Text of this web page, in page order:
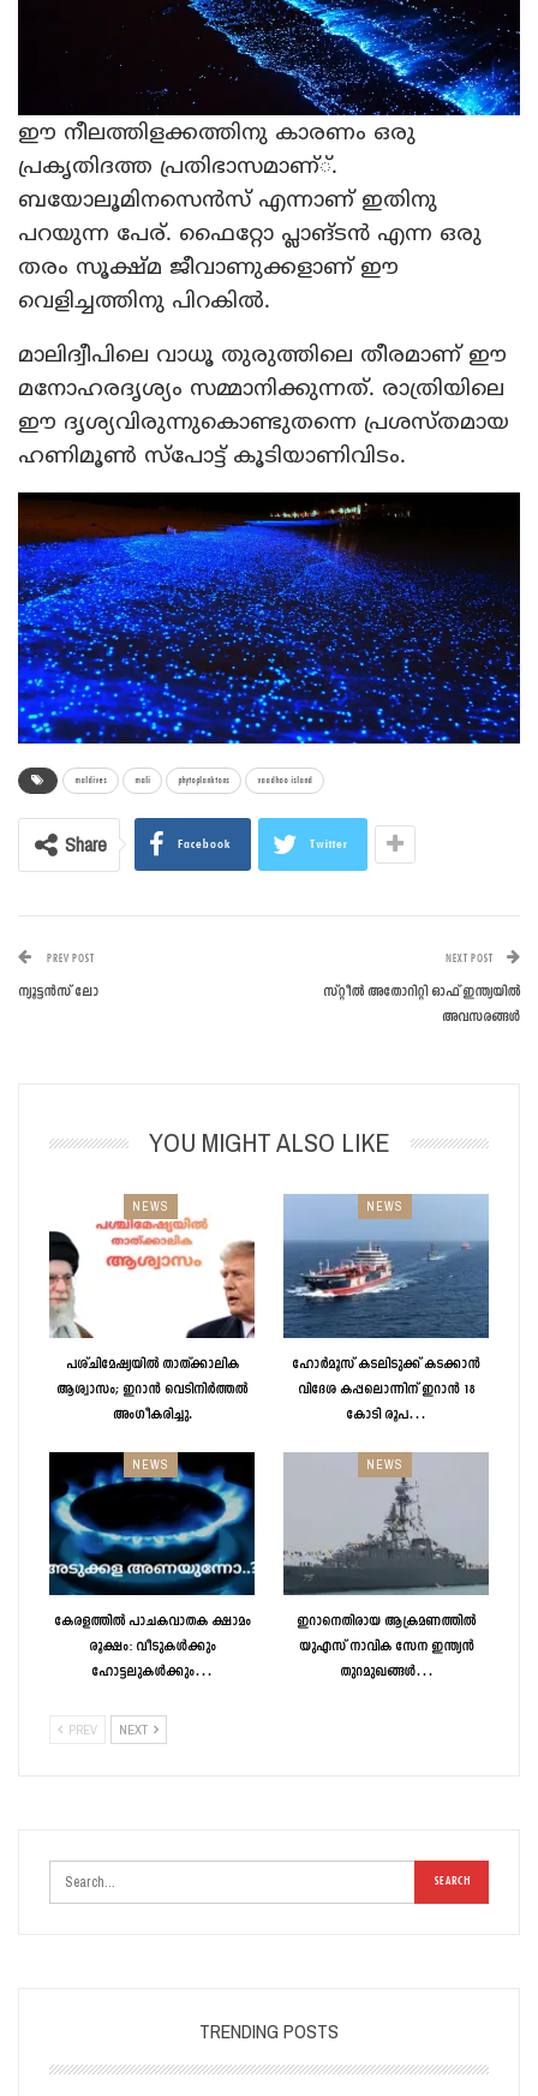
ഈ നീലത്തിളക്കത്തിനു കാരണം ഒരു
പ്രകൃതിദത്ത പ്രതിഭാസമാണ്്.
ബയോലൂമിനസെന്‍സ് എന്നാണ് ഇതിനു
പറയുന്ന പേര്. ഫൈറ്റോ പ്ലാങ്ടന്‍ എന്ന ഒരു
തരം സൂക്ഷ്മ ജീവാണുക്കളാണ് ഈ
വെളിച്ചത്തിനു പിറകില്‍.
മാലിദ്വീപിലെ വാധൂ തുരുത്തിലെ തീരമാണ് ഈ
മനോഹരദൃശ്യം സമ്മാനിക്കുന്നത്. രാത്രിയിലെ
ഈ ദൃശ്യവിരുന്നുകൊണ്ടുതന്നെ പ്രശസ്തമായ
ഹണിമൂണ്‍ സ്‌പോട്ട് കൂടിയാണിവിടം.
maldives mali phytoplanktons vaadhoo island
Share Facebook Twitter
PREV POST
ന്യൂട്ടന്‍സ് ലോ
NEXT POST
സ്റ്റീല്‍ അതോറിറ്റി ഓഫ് ഇന്ത്യയില്‍
അവസരങ്ങള്‍
YOU MIGHT ALSO LIKE
NEWS
പശ്ചിമേഷ്യയിൽ താത്ക്കാലിക
ആശ്വാസം; ഇറാൻ വെടിനിർത്തൽ
അംഗീകരിച്ചു.
NEWS
ഹോർമൂസ് കടലിടുക്ക് കടക്കാൻ
വിദേശ കപ്പലൊന്നിന് ഇറാൻ 18
കോടി രൂപ…
NEWS
കേരളത്തിൽ പാചകവാതക ക്ഷാമം
രൂക്ഷം: വീടുകൾക്കും
ഹോട്ടലുകൾക്കും…
NEWS
ഇറാനെതിരായ ആക്രമണത്തിൽ
യുഎസ് നാവിക സേന ഇന്ത്യൻ
തുറമുഖങ്ങൾ…
PREV NEXT
TRENDING POSTS